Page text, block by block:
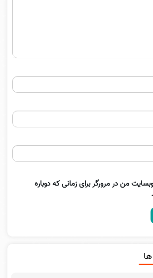
من در مرورگر برای زمانی که دوباره